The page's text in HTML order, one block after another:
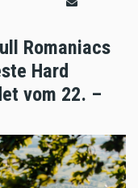
Romaniacs
Hard
vom 22. –